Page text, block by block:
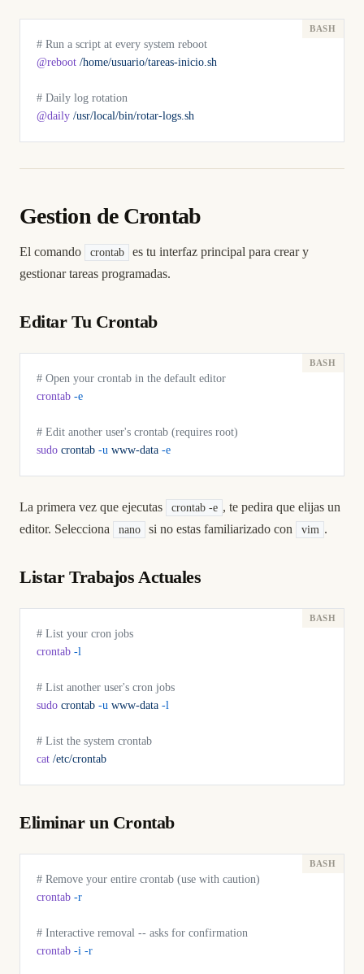
# Run a script at every system reboot
@reboot /home/usuario/tareas-inicio.sh
# Daily log rotation
@daily /usr/local/bin/rotar-logs.sh
Gestion de Crontab
El comando crontab
es tu interfaz principal para crear y
gestionar tareas programadas.
Editar Tu Crontab
# Open your crontab in the default editor
crontab -e
# Edit another user's crontab (requires root)
sudo crontab -u www-data -e
La primera vez que ejecutas crontab -e , te pedira que elijas un
editor. Selecciona
nano si no estas familiarizado con vim .
Listar Trabajos Actuales
# List your cron jobs
crontab -l
# List another user's cron jobs
sudo crontab -u www-data -l
# List the system crontab
cat /etc/crontab
Eliminar un Crontab
# Remove your entire crontab (use with caution)
crontab -r
# Interactive removal -- asks for confirmation
crontab -i -r